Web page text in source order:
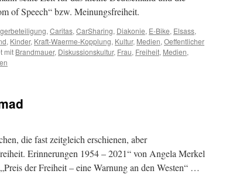
of Speech“ bzw. Meinungsfreiheit.
, Caritas, CarSharing, Diakonie, E-Bike, Elsass,
, Kinder, Kraft-Waerme-Kopplung, Kultur, Medien, Oeffentlicher
mit Brandmauer, Diskussionskultur, Frau, Freiheit, Medien,
die fast zeitgleich erschienen, aber
Erinnerungen 1954 – 2021“ von Angela Merkel
der Freiheit – eine Warnung an den Westen“ …